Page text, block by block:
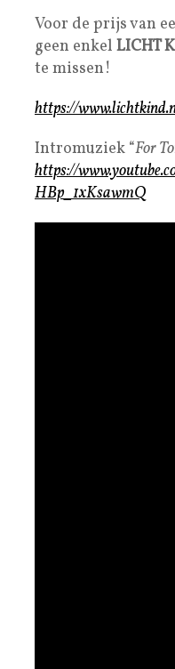
Voor de prijs van
geen enkel LICHT
te missen!
https://
Intromuziek “For
https://
HBp_1xKsawmQ